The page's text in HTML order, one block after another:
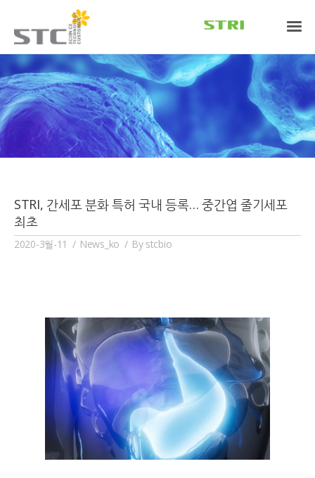
STRI, 간세포 분화 특허 국내 등록… 중간엽 줄기세포
최초
2020-3월-11 News_ko By stcbio